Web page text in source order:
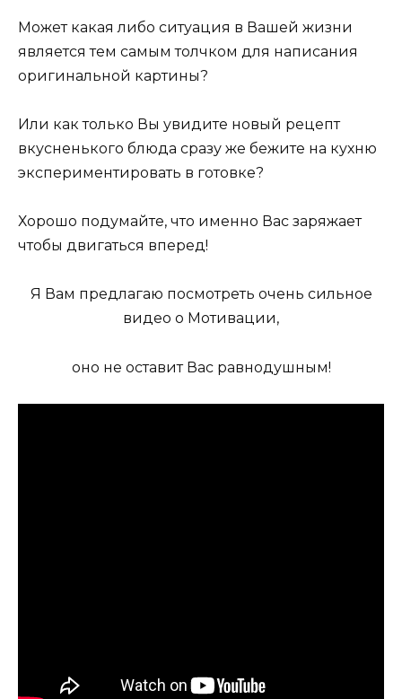
Может какая либо ситуация в Вашей жизни
является тем самым толчком для написания
оригинальной картины?
Или как только Вы увидите новый рецепт
вкусненького блюда сразу же бежите на кухню
экспериментировать в готовке?
Хорошо подумайте, что именно Вас заряжает
чтобы двигаться вперед!
Я Вам предлагаю посмотреть очень сильное
видео о Мотивации,
оно не оставит Вас равнодушным!